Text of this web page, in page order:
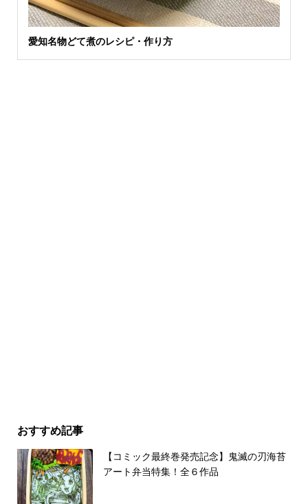
愛知名物どて煮のレシピ・作り方
おすすめ記事
【コミック最終巻発売記念】鬼滅の刃海苔
アート弁当特集！全６作品